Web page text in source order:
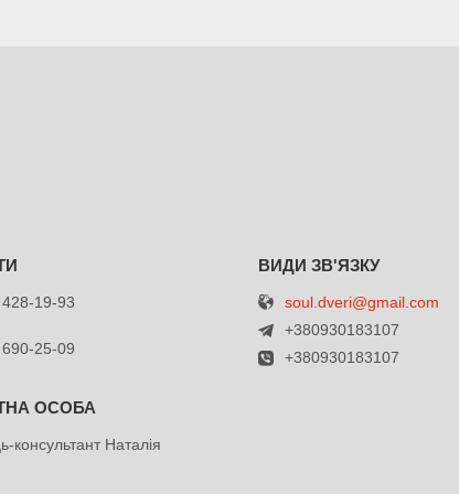
19-93
25-09
консультант Наталія
soul.dveri@gmail.com
+380930183107
+380930183107